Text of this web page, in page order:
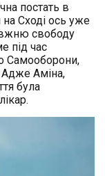
постать в
на Сході ось уже
свободу
під час
Самооборони,
Адже Аміна,
була